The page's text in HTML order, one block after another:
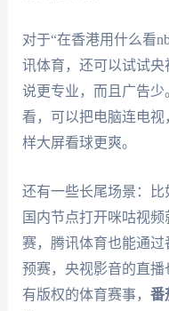
对于“在香港用什么看
讯体育，还可以试试
说更专业，而且广告
看，可以把电脑连电视
样大屏看球更爽。
还有一些长尾场景：
国内节点打开咪咕视
赛，腾讯体育也能通
预赛，央视影音的直
有版权的体育赛事， 番